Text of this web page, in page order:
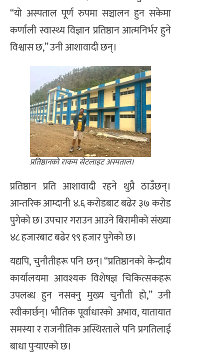
“यो अस्पताल पूर्ण रुपमा सञ्चालन हुन सकेमा
कर्णाली स्वास्थ्य विज्ञान प्रतिष्ठान आत्मनिर्भर हुने
विश्वास छ,” उनी आशावादी छन्।
प्रतिष्ठानको राकम सेटलाइट अस्पताल।
प्रतिष्ठान प्रति आशावादी रहने थुप्रै ठाउँछन्।
आन्तरिक आम्दानी ४.६ करोडबाट बढेर ३७ करोड
पुगेको छ। उपचार गराउन आउने बिरामीको संख्या
४८ हजारबाट बढेर ९९ हजार पुगेको छ।
यद्यपि, चुनौतीहरू पनि छन्। “प्रतिष्ठानको केन्द्रीय
कार्यालयमा आवश्यक विशेषज्ञ चिकित्सकहरू
उपलब्ध हुन नसक्नु मुख्य चुनौती हो,” उनी
स्वीकार्छन्। भौतिक पूर्वाधारको अभाव, यातायात
समस्या र राजनीतिक अस्थिरताले पनि प्रगतिलाई
बाधा पुर्‍याएको छ।